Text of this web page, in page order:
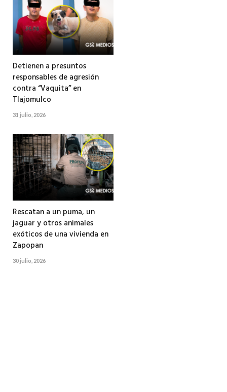
Detienen a presuntos
responsables de agresión
contra “Vaquita” en
Tlajomulco
31 julio, 2026
Rescatan a un puma, un
jaguar y otros animales
exóticos de una vivienda en
Zapopan
30 julio, 2026